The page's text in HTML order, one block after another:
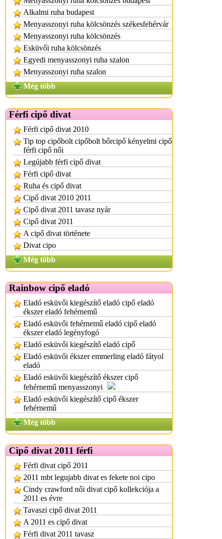
Alkalmi ruha budapest
Menyasszonyi ruha kölcsönzés székesfehérvár
Menyasszonyi ruha kölcsönzés
Esküvői ruha kölcsönzés
Egyedi menyasszonyi ruha szalon
Menyasszonyi ruha szalon
Még több
Férfi cipő divat
Férfi cipő divat 2010
Tip top cipőbolt cipőbolt bőrcipő kényelmi cipő
férfi cipő női
Legújabb férfi cipő divat
Férfi cipő divat
Ruha és cipő divat
Cipő divat 2010 2011
Cipő divat 2011 tavasz nyár
Cipő divat 2011
A cipő divat története
Divat cipo
Még több
Rainbow cipő eladó
Eladó esküvői kiegészítő eladó cipő eladó
ékszer eladó fehérnemű
Eladó esküvői fehérnemű eladó cipő eladó
ékszer eladó legényfogó
Eladó esküvői kiegészítő eladó cipő
Eladó esküvői ékszer emmerling eladó fátyol
eladó
Eladó esküvői kiegészítő ékszer cipő
fehérnemű menyasszonyi
Eladó esküvői kiegészítő cipő ékszer
fehérnemű
Még több
Cipő divat 2011 férfi
Férfi divat cipő 2011
2011 mbt legujabb divat es fekete noi cipo
Cindy crawford női divat cipő kollekciója a
2011 es évre
Tavaszi cipő divat 2011
A 2011 es cipő divat
Férfi divat 2011 tavasz